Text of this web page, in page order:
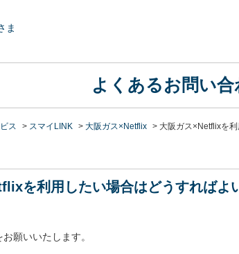
よくあるお問い合
ス > スマイLINK > 大阪ガス×Netflix > 大阪ガス×Netflixを
を利用したい場合はどうすればよ
願いいたします。